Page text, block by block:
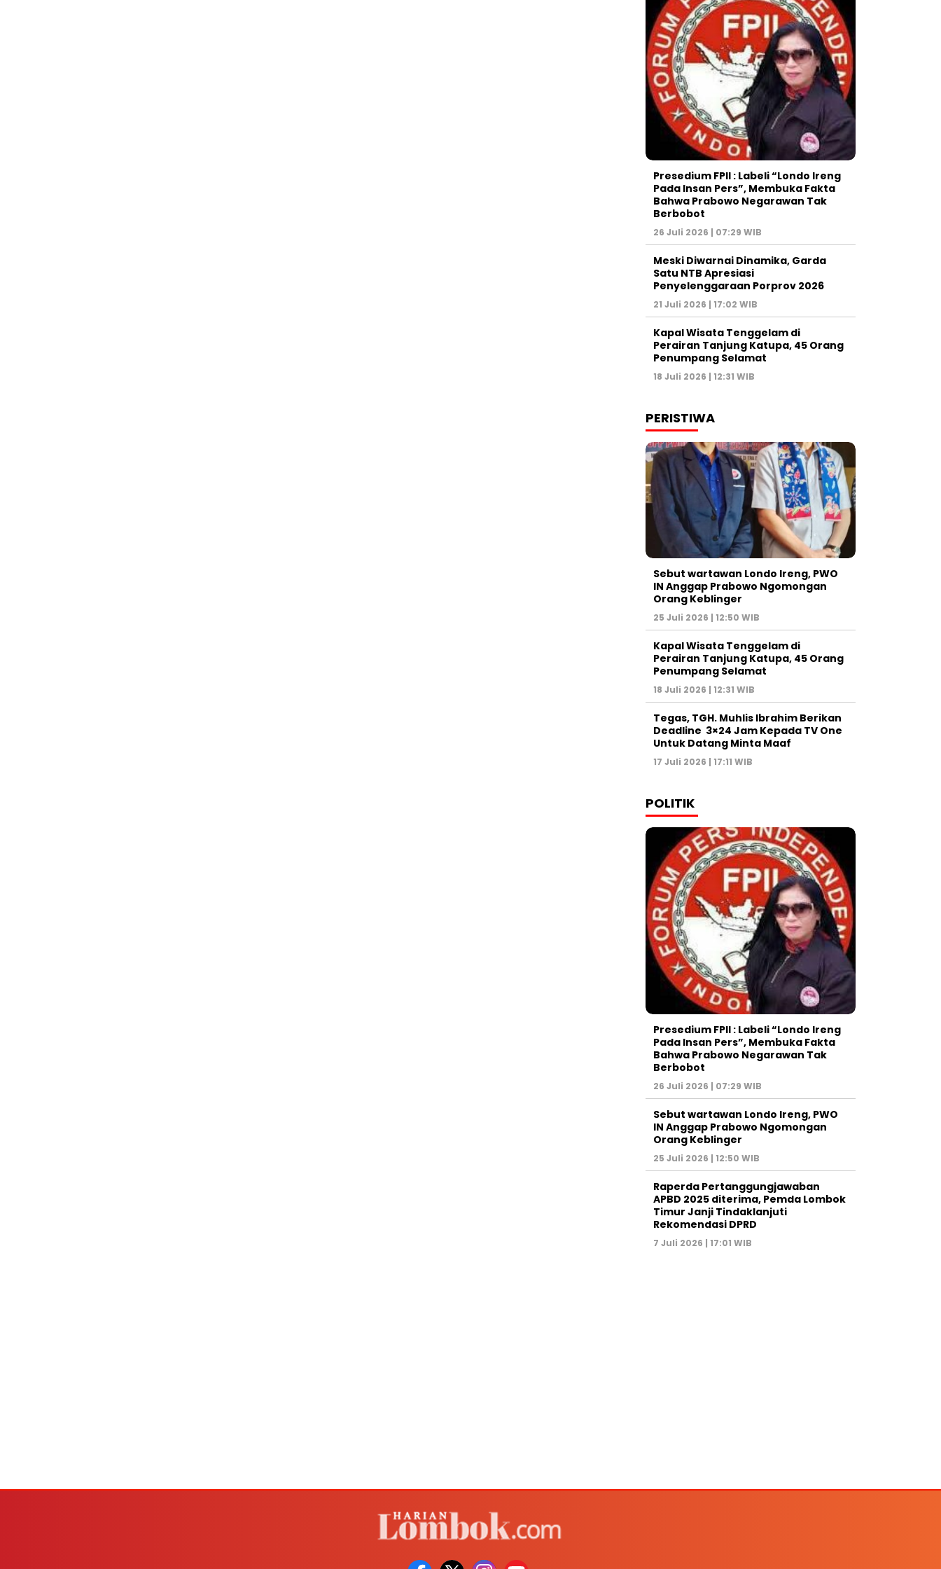
Presedium FPII : Labeli “Londo Ireng
Pada Insan Pers”, Membuka Fakta
Bahwa Prabowo Negarawan Tak
Berbobot
26 Juli 2026 | 07:29 WIB
Meski Diwarnai Dinamika, Garda
Satu NTB Apresiasi
Penyelenggaraan Porprov 2026 ‎
21 Juli 2026 | 17:02 WIB
Kapal Wisata Tenggelam di
Perairan Tanjung Katupa, 45 Orang
Penumpang Selamat
18 Juli 2026 | 12:31 WIB
PERISTIWA
Sebut wartawan Londo Ireng, PWO
IN Anggap Prabowo Ngomongan
Orang Keblinger
25 Juli 2026 | 12:50 WIB
Kapal Wisata Tenggelam di
Perairan Tanjung Katupa, 45 Orang
Penumpang Selamat
18 Juli 2026 | 12:31 WIB
Tegas, TGH. Muhlis Ibrahim Berikan
Deadline 3×24 Jam Kepada TV One
Untuk Datang Minta Maaf
17 Juli 2026 | 17:11 WIB
POLITIK
Presedium FPII : Labeli “Londo Ireng
Pada Insan Pers”, Membuka Fakta
Bahwa Prabowo Negarawan Tak
Berbobot
26 Juli 2026 | 07:29 WIB
Sebut wartawan Londo Ireng, PWO
IN Anggap Prabowo Ngomongan
Orang Keblinger
25 Juli 2026 | 12:50 WIB
Raperda Pertanggungjawaban
APBD 2025 diterima, Pemda Lombok
Timur Janji Tindaklanjuti
Rekomendasi DPRD
7 Juli 2026 | 17:01 WIB